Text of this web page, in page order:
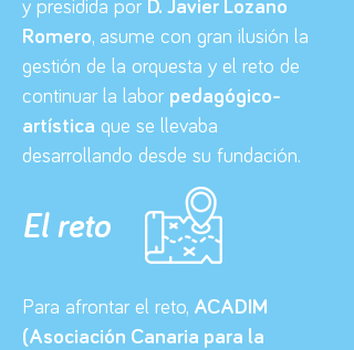
y presidida por D. Javier Lozano
Romero, asume con gran ilusión la
gestión de la orquesta y el reto de
continuar la labor pedagógico-
artística que se llevaba
desarrollando desde su fundación.
El reto
Para afrontar el reto, ACADIM
(Asociación Canaria para la